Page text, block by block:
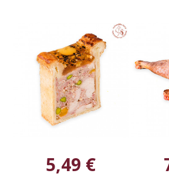
5,49 €